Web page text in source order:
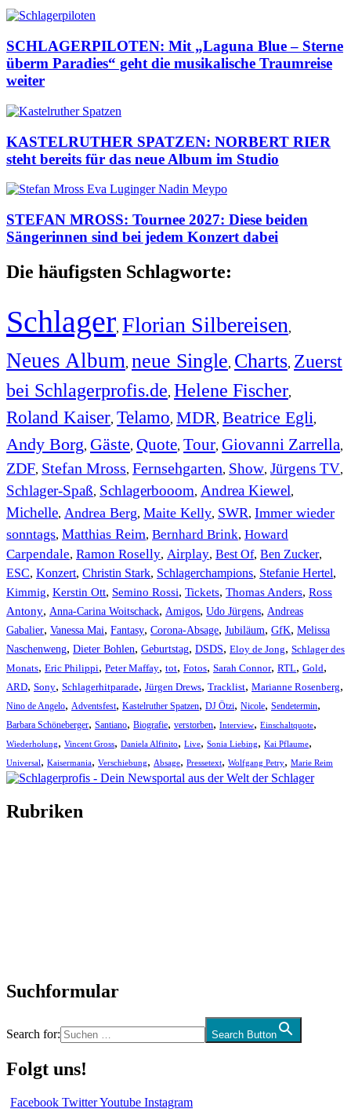
SCHLAGERPILOTEN: Mit „Laguna Blue – Sterne
überm Paradies“ geht die musikalische Traumreise
weiter
KASTELRUTHER SPATZEN: NORBERT RIER
steht bereits für das neue Album im Studio
STEFAN MROSS: Tournee 2027: Diese beiden
Sängerinnen sind bei jedem Konzert dabei
Die häufigsten Schlagworte:
Schlager, Florian Silbereisen,
Neues Album, neue Single, Charts, Zuerst
bei Schlagerprofis.de, Helene Fischer,
Roland Kaiser, Telamo, MDR, Beatrice Egli,
Andy Borg, Gäste, Quote, Tour, Giovanni Zarrella,
ZDF, Stefan Mross, Fernsehgarten, Show, Jürgens TV,
Schlager-Spaß, Schlagerbooom, Andrea Kiewel,
Michelle, Andrea Berg, Maite Kelly, SWR, Immer wieder
sonntags, Matthias Reim, Bernhard Brink, Howard
Carpendale, Ramon Roselly, Airplay, Best Of, Ben Zucker,
ESC, Konzert, Christin Stark, Schlagerchampions, Stefanie Hertel,
Kimmig, Kerstin Ott, Semino Rossi, Tickets, Thomas Anders, Ross
Antony, Anna-Carina Woitschack, Amigos, Udo Jürgens, Andreas
Gabalier, Vanessa Mai, Fantasy, Corona-Absage, Jubiläum, GfK, Melissa
Naschenweng, Dieter Bohlen, Geburtstag, DSDS, Eloy de Jong, Schlager des
Monats, Eric Philippi, Peter Maffay, tot, Fotos, Sarah Connor, RTL, Gold,
ARD, Sony, Schlagerhitparade, Jürgen Drews, Tracklist, Marianne Rosenberg,
Nino de Angelo, Adventsfest, Kastelruther Spatzen, DJ Ötzi, Nicole, Sendetermin,
Barbara Schöneberger, Santiano, Biografie, verstorben, Interview, Einschaltquote,
Wiederholung, Vincent Gross, Daniela Alfinito, Live, Sonia Liebing, Kai Pflaume,
Universal, Kaisermania, Verschiebung, Absage, Pressetext, Wolfgang Petry, Marie Reim
Rubriken
Suchformular
Search for: Search Button
Folgt uns!
Facebook TwitterYoutube Instagram